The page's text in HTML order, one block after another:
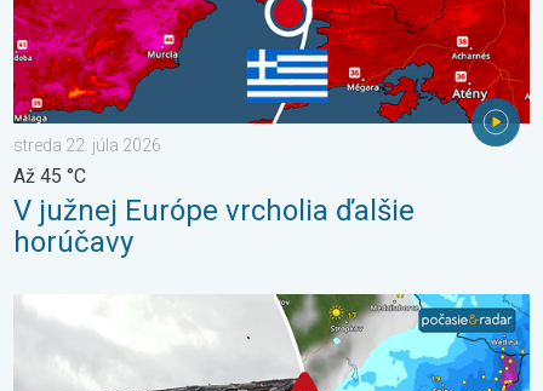
streda 22. júla 2026
Až 45 °C
V južnej Európe vrcholia ďalšie
horúčavy
Zemplín pustošilo 7 cm veľké krupobitie. Veľké škody. . .